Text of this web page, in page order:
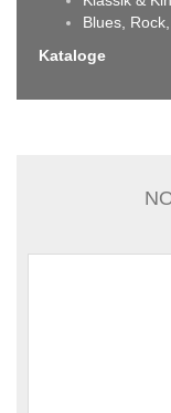
Blues,
Kataloge